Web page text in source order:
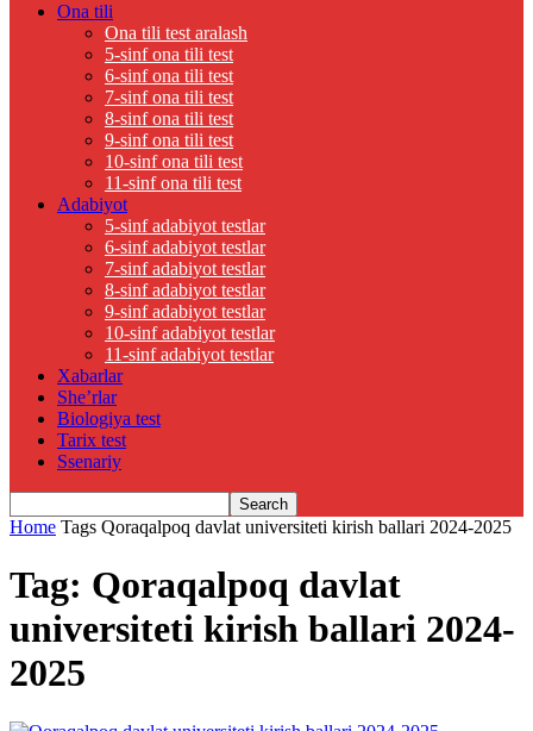
Ona tili
Ona tili test aralash
5-sinf ona tili test
6-sinf ona tili test
7-sinf ona tili test
8-sinf ona tili test
9-sinf ona tili test
10-sinf ona tili test
11-sinf ona tili test
Adabiyot
5-sinf adabiyot testlar
6-sinf adabiyot testlar
7-sinf adabiyot testlar
8-sinf adabiyot testlar
9-sinf adabiyot testlar
10-sinf adabiyot testlar
11-sinf adabiyot testlar
Xabarlar
She’rlar
Biologiya test
Tarix test
Ssenariy
Home Tags Qoraqalpoq davlat universiteti kirish ballari 2024-2025
Tag: Qoraqalpoq davlat
universiteti kirish ballari 2024-
2025